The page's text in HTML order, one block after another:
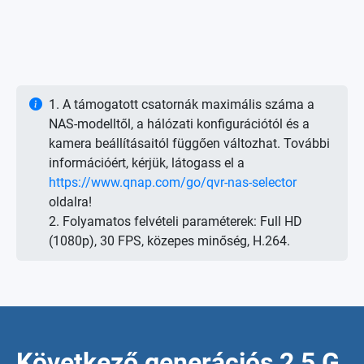
1. A támogatott csatornák maximális száma a
NAS-modelltől, a hálózati konfigurációtól és a
kamera beállításaitól függően változhat. További
információért, kérjük, látogass el a
https://www.qnap.com/go/qvr-nas-selector
oldalra!
2. Folyamatos felvételi paraméterek: Full HD
(1080p), 30 FPS, közepes minőség, H.264.